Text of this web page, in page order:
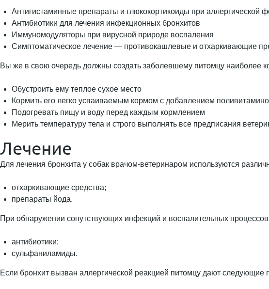
Антигистаминные препараты и глюкокортикоиды при аллергической
Антибиотики для лечения инфекционных бронхитов
Иммуномодуляторы при вирусной природе воспаления
Симптоматическое лечение — противокашлевые и отхаркивающие
Вы же в свою очередь должны создать заболевшему питомцу наиболее
Обустроить ему теплое сухое место
Кормить его легко усваиваемым кормом с добавлением
Подогревать пищу и воду перед каждым кормлением
Мерить температуру тела и строго выполнять все предписания
Лечение
Для лечения бронхита у собак врачом-ветеринаром используются
отхаркивающие средства;
препараты йода.
При обнаружении сопутствующих инфекций и воспалительных
антибиотики;
сульфаниламиды.
Если бронхит вызван аллергической реакцией питомцу дают следующие